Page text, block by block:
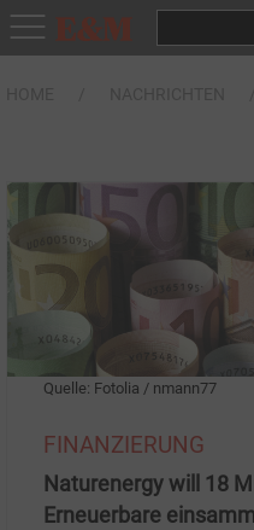
Quelle: Fotolia / nmann77
FINANZIERUNG
Naturenergy will 18
Erneuerbare